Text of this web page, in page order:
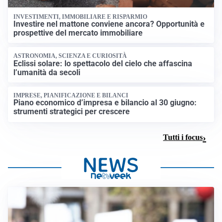
INVESTIMENTI, IMMOBILIARE E RISPARMIO
Investire nel mattone conviene ancora? Opportunità e
prospettive del mercato immobiliare
ASTRONOMIA, SCIENZA E CURIOSITÀ
Eclissi solare: lo spettacolo del cielo che affascina
l’umanità da secoli
IMPRESE, PIANIFICAZIONE E BILANCI
Piano economico d’impresa e bilancio al 30 giugno:
strumenti strategici per crescere
Tutti i focus